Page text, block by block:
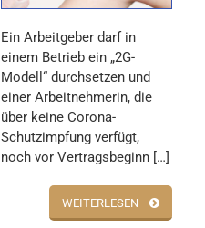
Ein Arbeitgeber darf in
einem Betrieb ein „2G-
Modell“ durchsetzen und
einer Arbeitnehmerin, die
über keine Corona-
Schutzimpfung verfügt,
noch vor Vertragsbeginn […]
WEITERLESEN